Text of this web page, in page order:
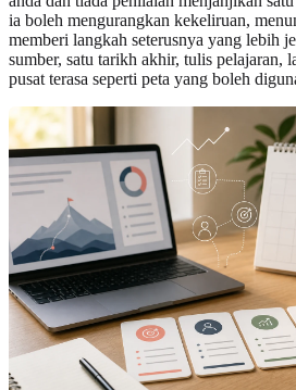
ia boleh mengurangkan kekeliruan,
memberi langkah seterusnya yang lebih
sumber, satu tarikh akhir, tulis pelajaran,
pusat terasa seperti peta yang boleh